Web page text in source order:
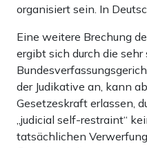
organisiert sein. In
Eine weitere Brechung
ergibt sich durch die
der Judikative an, kann
Gesetzeskraft erlassen,
„judicial self-restraint“
tatsächlichen